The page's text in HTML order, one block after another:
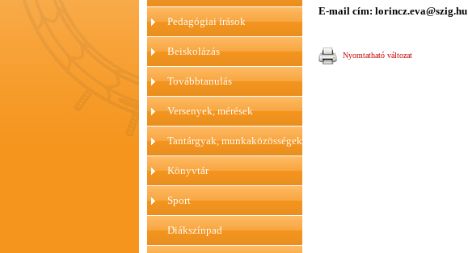
Pedagógiai írások
Beiskolázás
Továbbtanulás
Versenyek, mérések
Tantárgyak, munkaközösségek
Könyvtár
Sport
Diákszínpad
E-mail cím: lorincz.eva@szig.hu
Nyomtatható változat